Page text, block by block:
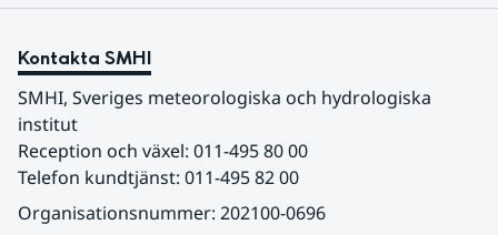
Kontakta SMHI
SMHI, Sveriges meteorologiska och hydrologiska
institut
Reception och växel: 011-495 80 00
Telefon kundtjänst: 011-495 82 00
Organisationsnummer: 202100-0696